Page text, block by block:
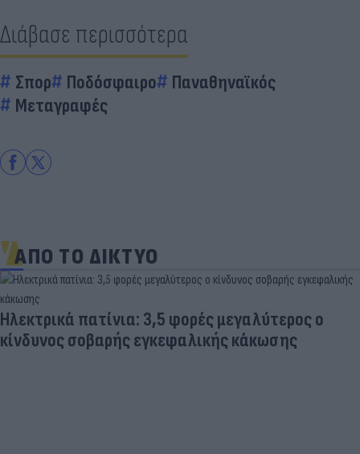
Διάβασε περισσότερα
Σπορ Ποδόσφαιρο
Παναθηναϊκός
Μεταγραφές
ΑΠΟ ΤΟ ΔΙΚΤΥΟ
Ηλεκτρικά πατίνια: 3,5 φορές μεγαλύτερος ο
κίνδυνος σοβαρής εγκεφαλικής κάκωσης